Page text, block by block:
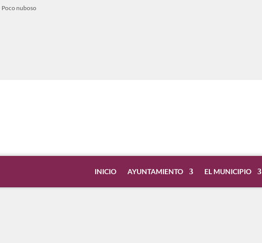
Poco nuboso
INICIO AYUNTAMIENTO EL MUNICIPIO